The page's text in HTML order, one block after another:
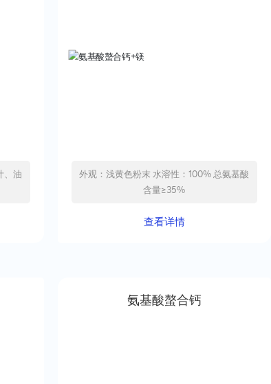
、油
外观：浅黄色粉末 水溶性：100% 总氨基酸
含量≥35%
查看详情
氨基酸螯合钙